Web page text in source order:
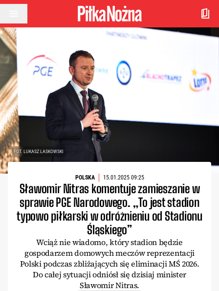
Przejdź do treści
FOT. LUKASZ LASKOWSKI
POLSKA 15.01.2025 09:25
Sławomir Nitras komentuje zamieszanie w
sprawie PGE Narodowego. „To jest stadion
typowo piłkarski w odróżnieniu od Stadionu
Śląskiego”
Wciąż nie wiadomo, który stadion będzie
gospodarzem domowych meczów reprezentacji
Polski podczas zbliżających się eliminacji MŚ 2026.
Do całej sytuacji odniósł się dzisiaj minister
Sławomir Nitras.